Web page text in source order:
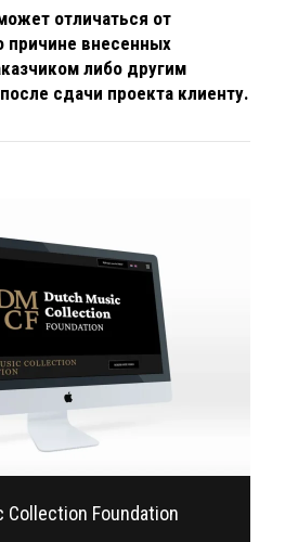
отличаться от
причине внесенных
либо другим
сдачи проекта клиенту.
Collection Foundation